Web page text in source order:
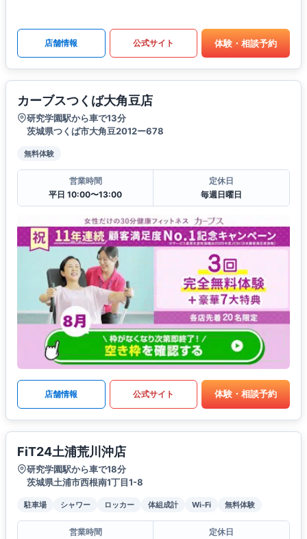
店舗情報 公式サイト 体験・相談予約
カーブスつくば大角豆店
研究学園駅から車で13分
茨城県つくば市大角豆2012ー678
無料体験
営業時間
平日 10:00〜13:00
定休日
毎週日曜日
店舗情報 公式サイト 体験・相談予約
FiT24土浦荒川沖店
研究学園駅から車で18分
茨城県土浦市西根南1丁目1-8
駐車場 シャワー ロッカー 体組成計 Wi-Fi 無料体験
営業時間
定休日